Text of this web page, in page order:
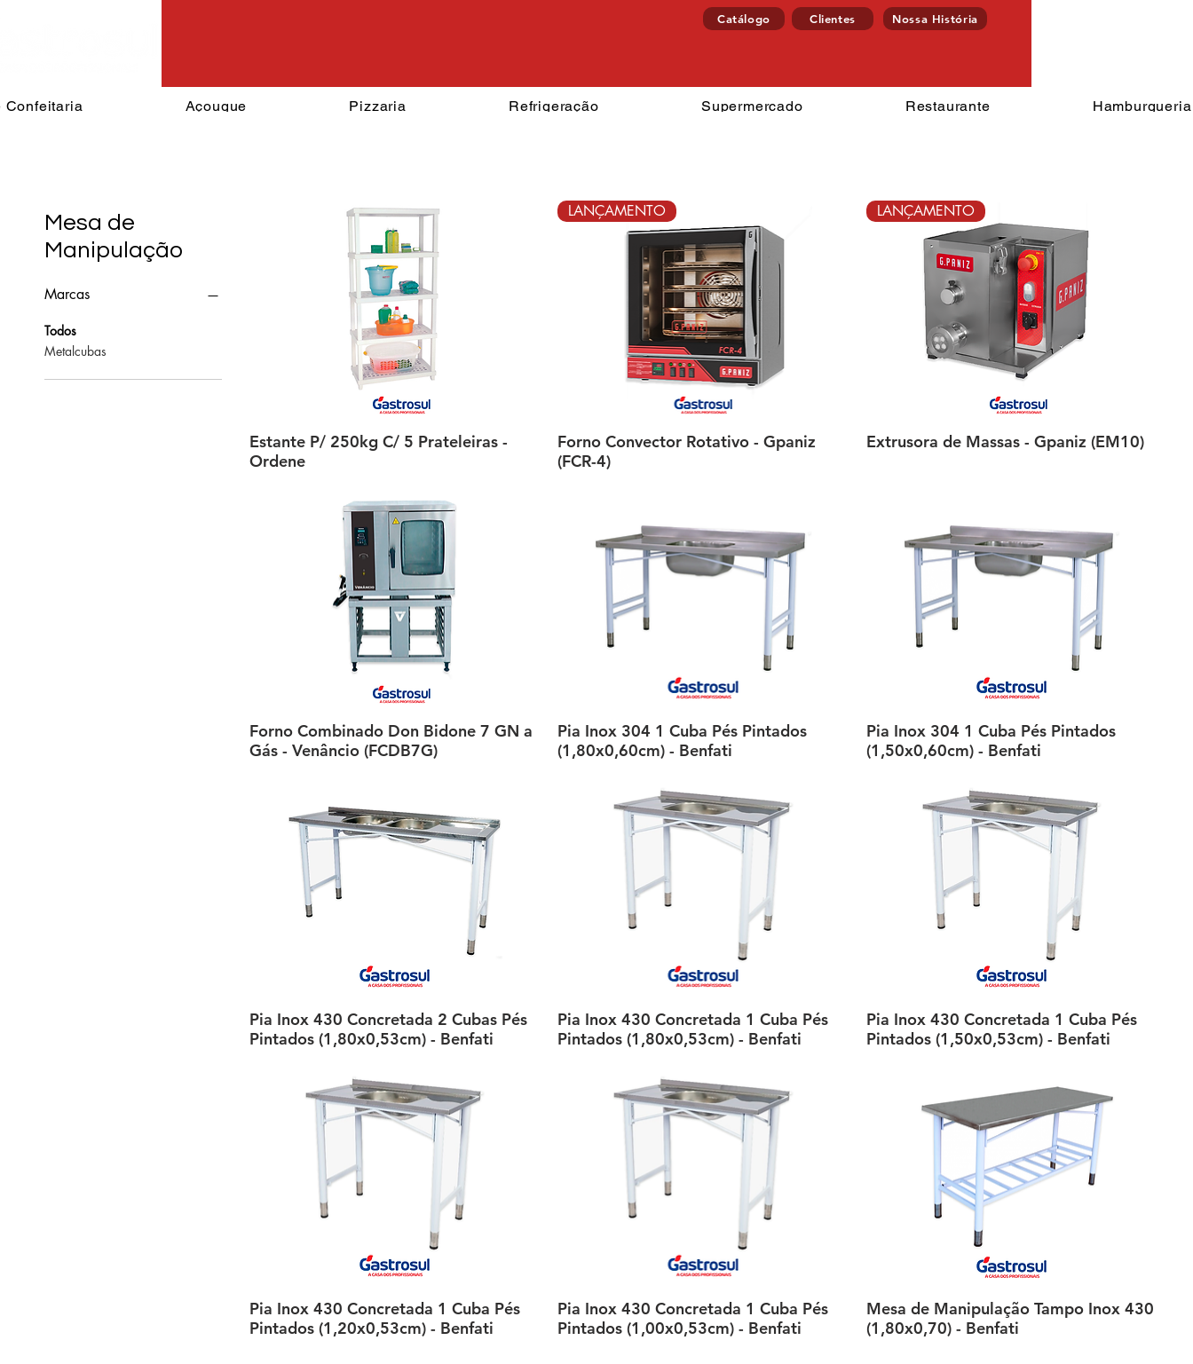
Catálogo Clientes Nossa História
Mesa de
Manipulação
Marcas
Todos
Metalcubas
Visualização rápida
Estante P/ 250kg C/ 5 Prateleiras -
Ordene
Visualização rápida
LANÇAMENTO
Forno Convector Rotativo - Gpaniz
(FCR-4)
Visualização rápida
LANÇAMENTO
Extrusora de Massas - Gpaniz (EM10)
Visualização rápida
Forno Combinado Don Bidone 7 GN a
Gás - Venâncio (FCDB7G)
Visualização rápida
Pia Inox 304 1 Cuba Pés Pintados
(1,80x0,60cm) - Benfati
Visualização rápida
Pia Inox 304 1 Cuba Pés Pintados
(1,50x0,60cm) - Benfati
Visualização rápida
Pia Inox 430 Concretada 2 Cubas Pés
Pintados (1,80x0,53cm) - Benfati
Visualização rápida
Pia Inox 430 Concretada 1 Cuba Pés
Pintados (1,80x0,53cm) - Benfati
Visualização rápida
Pia Inox 430 Concretada 1 Cuba Pés
Pintados (1,50x0,53cm) - Benfati
Visualização rápida
Pia Inox 430 Concretada 1 Cuba Pés
Pintados (1,20x0,53cm) - Benfati
Visualização rápida
Pia Inox 430 Concretada 1 Cuba Pés
Pintados (1,00x0,53cm) - Benfati
Visualização rápida
Mesa de Manipulação Tampo Inox 430
(1,80x0,70) - Benfati
Confeitaria Açougue Pizzaria Refrigeração Supermercado Restaurante Hamburgueria